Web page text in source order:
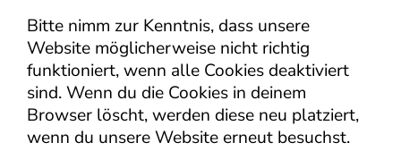
Bitte nimm zur Kenntnis, dass unsere
Website möglicherweise nicht richtig
funktioniert, wenn alle Cookies deaktiviert
sind. Wenn du die Cookies in deinem
Browser löscht, werden diese neu platziert,
wenn du unsere Website erneut besuchst.